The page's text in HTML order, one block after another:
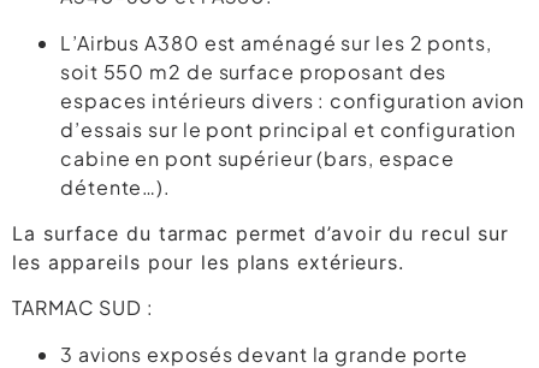
L’Airbus A380 est aménagé sur les 2 ponts,
soit 550 m2 de surface proposant des
espaces intérieurs divers : configuration avion
d’essais sur le pont principal et configuration
cabine en pont supérieur (bars, espace
détente…).
La surface du tarmac permet d’avoir du recul sur
les appareils pour les plans extérieurs.
TARMAC SUD :
3 avions exposés devant la grande porte